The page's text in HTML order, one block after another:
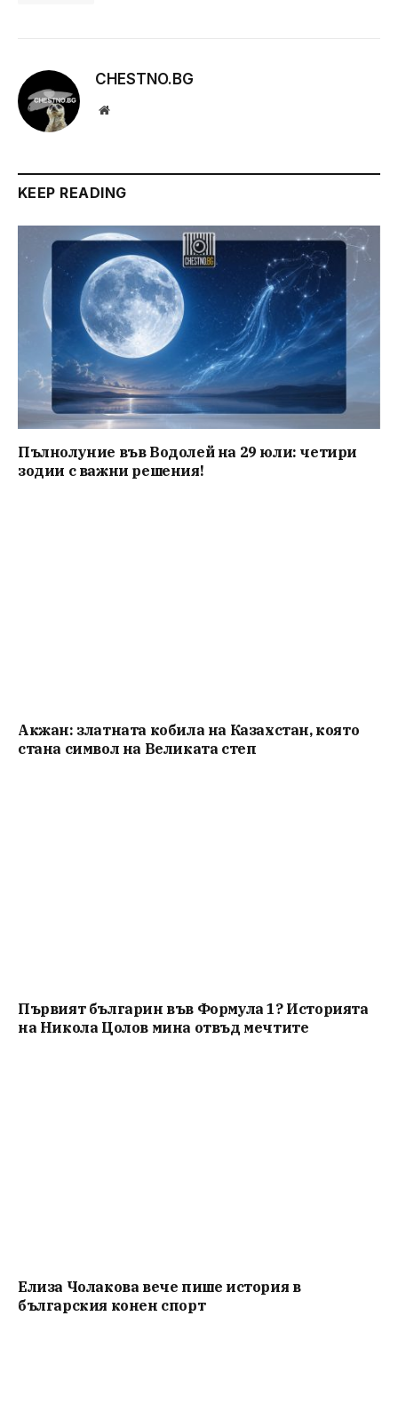
CHESTNO.BG
Website
KEEP READING
Пълнолуние във Водолей на 29 юли: четири
зодии с важни решения!
Акжан: златната кобила на Казахстан, която
стана символ на Великата степ
Първият българин във Формула 1? Историята
на Никола Цолов мина отвъд мечтите
Елиза Чолакова вече пише история в
българския конен спорт